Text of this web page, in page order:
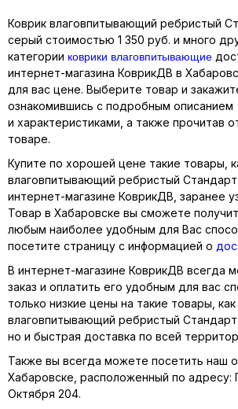
Коврик влаговпитывающий ребристый
серый стоимостью 1 350 руб. и много
категории коврики влаговпитывающие
интернет-магазина КоврикДВ в
для вас цене. Выберите товар и
ознакомившись с подробным описанием
и характеристиками, а также прочитав
товаре.
Купите по хорошей цене такие товары,
влаговпитывающий ребристый
интернет-магазине КоврикДВ, заранее
Товар в Хабаровске вы сможете
любым наиболее удобным для Вас
посетите страницу с информацией о
В интернет-магазине КоврикДВ всегда
заказ и оплатить его удобным для вас
только низкие цены на такие товары,
влаговпитывающий ребристый
но и быстрая доставка по всей
Также вы всегда можете посетить наш
Хабаровске, расположенный по адресу:
Октября 204.